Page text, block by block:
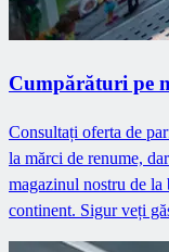
Cumpărături pe
Consultați oferta de
la mărci de renume,
magazinul nostru de la
continent. Sigur veți